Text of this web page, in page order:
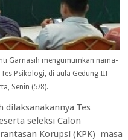
Garnasih mengumumkan nama-
Psikologi, di aula Gedung III
Senin (5/8).
dilaksanakannya Tes
seleksi Calon
Korupsi (KPK) masa